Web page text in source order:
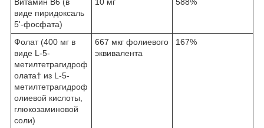
виде пиридоксаль
5'-фосфата)
Фолат (400 мг в
виде L-5-
метилтетрагидроф
олата† из L-5-
метилтетрагидроф
олиевой кислоты,
глюкозаминовой
соли)
667 мкг фолиевого
эквивалента
167%